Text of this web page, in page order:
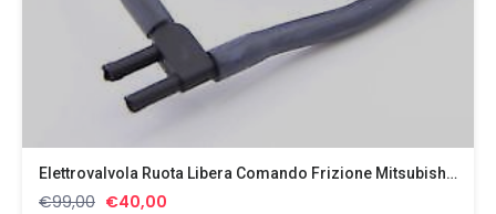
Elettrovalvola Ruota Libera Comando Frizione Mitsubishi L200 Pajero MB937731
€99,00 Il€40,00